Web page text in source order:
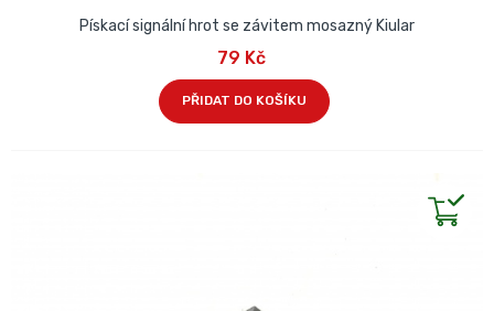
Pískací signální hrot se závitem mosazný Kiular
79 Kč
PŘIDAT DO KOŠÍKU